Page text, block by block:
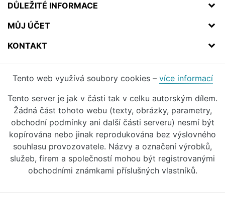
DŮLEŽITÉ INFORMACE
MŮJ ÚČET
KONTAKT
Tento web využívá soubory cookies – více informací
Tento server je jak v části tak v celku autorským dílem.
Žádná část tohoto webu (texty, obrázky, parametry,
obchodní podmínky ani další části serveru) nesmí být
kopírována nebo jinak reprodukována bez výslovného
souhlasu provozovatele. Názvy a označení výrobků,
služeb, firem a společností mohou být registrovanými
obchodními známkami příslušných vlastníků.